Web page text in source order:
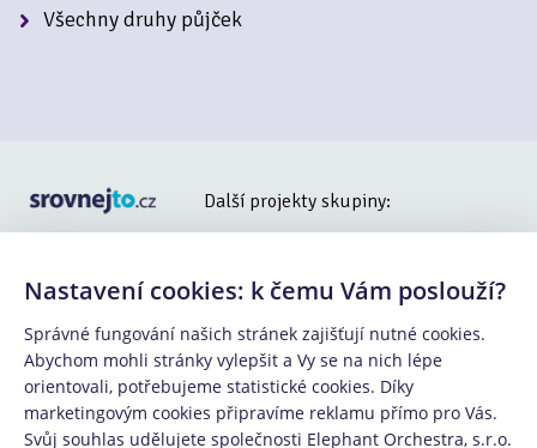
Nastavení cookies: k čemu Vám poslouží?
Správné fungování našich stránek zajišťují nutné cookies.
Abychom mohli stránky vylepšit a Vy se na nich lépe
orientovali, potřebujeme statistické cookies. Díky
marketingovým cookies připravíme reklamu přímo pro Vás.
Svůj souhlas udělujete společnosti Elephant Orchestra, s.r.o.
Všechny druhy půjček
Další projekty skupiny:
Copyright © 2015 - 2025 -Elephant Orchestra, s.r.o.,
součástí Klik.cz & ePojisteni.cz s.r.o.